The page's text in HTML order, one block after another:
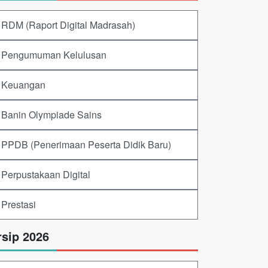
RDM (Raport Digital Madrasah)
Pengumuman Kelulusan
Keuangan
Banin Olympiade Sains
PPDB (Penerimaan Peserta Didik Baru)
Perpustakaan Digital
Prestasi
2026